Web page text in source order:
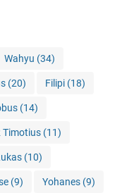
Wahyu (34)
(20) Filipi (18)
(14)
Timotius (11)
(10)
(9) Yohanes (9)